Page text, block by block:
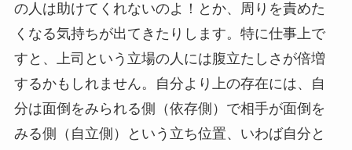
の人は助けてくれないのよ！とか、周りを責めた
くなる気持ちが出てきたりします。特に仕事上で
すと、上司という立場の人には腹立たしさが倍増
するかもしれません。自分より上の存在には、自
分は面倒をみられる側（依存側）で相手が面倒を
みる側（自立側）という立ち位置、いわば自分と